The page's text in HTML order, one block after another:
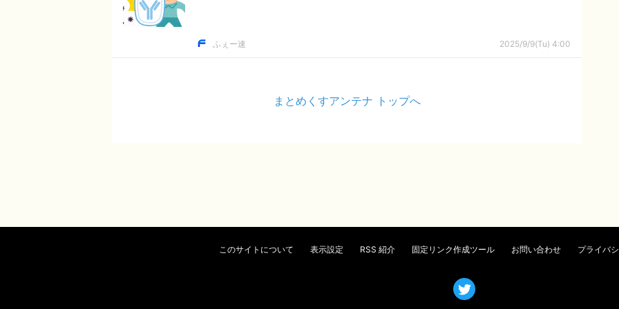
ふぇー速 2025/9/9(Tu) 4:00
まとめくすアンテナ トップへ
このサイトについて 表示設定 RSS 紹介 固定リンク作成ツール お問い合わせ プライバ